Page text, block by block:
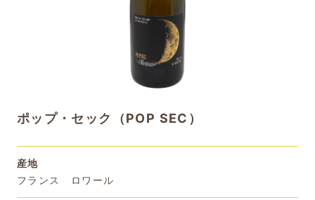
ポップ・セック（POP SEC）
産地
フランス ロワール